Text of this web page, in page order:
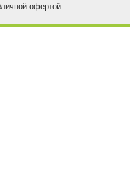
офертой